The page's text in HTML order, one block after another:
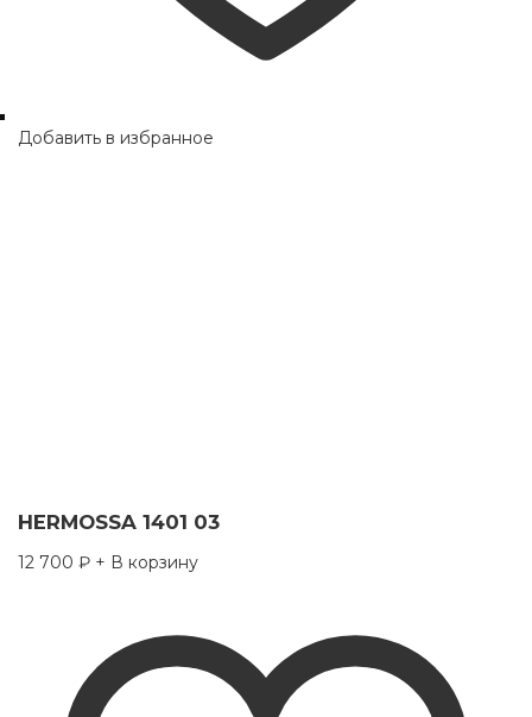
Добавить в избранное
HERMOSSA 1401 03
12 700 ₽ + В корзину